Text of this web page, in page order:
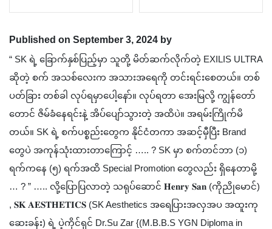
Published on September 3, 2024 by
“ SK ရဲ့ ခြောက်နှစ်ပြည့်မှာ သူတို့ မိတ်ဆက်လိုက်တဲ့ EXILIS ULTRA
ဆိုတဲ့ စက် အသစ်လေးက အသားအရေကို တင်းရင်းစေတယ်။ တစ်
ပတ်ခြား တစ်ခါ လုပ်ရမှာပေါ့နော်။ လုပ်ရတာ အေးမြလို့ ကျွန်တော်
တောင် ဇိမ်ခံနေရင်းနဲ့ အိပ်ပျော်သွားတဲ့ အထိပဲ။ အရမ်းကြိုက်မိ
တယ်။ SK ရဲ့ စက်ပစ္စည်းတွေက နိုင်ငံတကာ အဆင့်မှီပြီး Brand
တွေပဲ အကုန်သုံးထားတာကြောင့် ….. ? SK မှာ စက်တင်ဘာ (၁)
ရက်ကနေ (၅) ရက်အထိ Special Promotion တွေလည်း ရှိနေတာမို့
… ? ” ….. လို့ပြောပြလာတဲ့ သရုပ်ဆောင် 𝐇𝐞𝐧𝐫𝐲 𝐒𝐚𝐧 (ကိုညိုမောင်)
, 𝐒𝐊 𝐀𝐄𝐒𝐓𝐇𝐄𝐓𝐈𝐂𝐒 (SK Aesthetics အရေပြားအလှအပ အထူးကု
ဆေးခန်း) ရဲ့ ပဲ့ကိုင်ရှင် Dr.Su Zar {(M.B.B.S YGN Diploma in